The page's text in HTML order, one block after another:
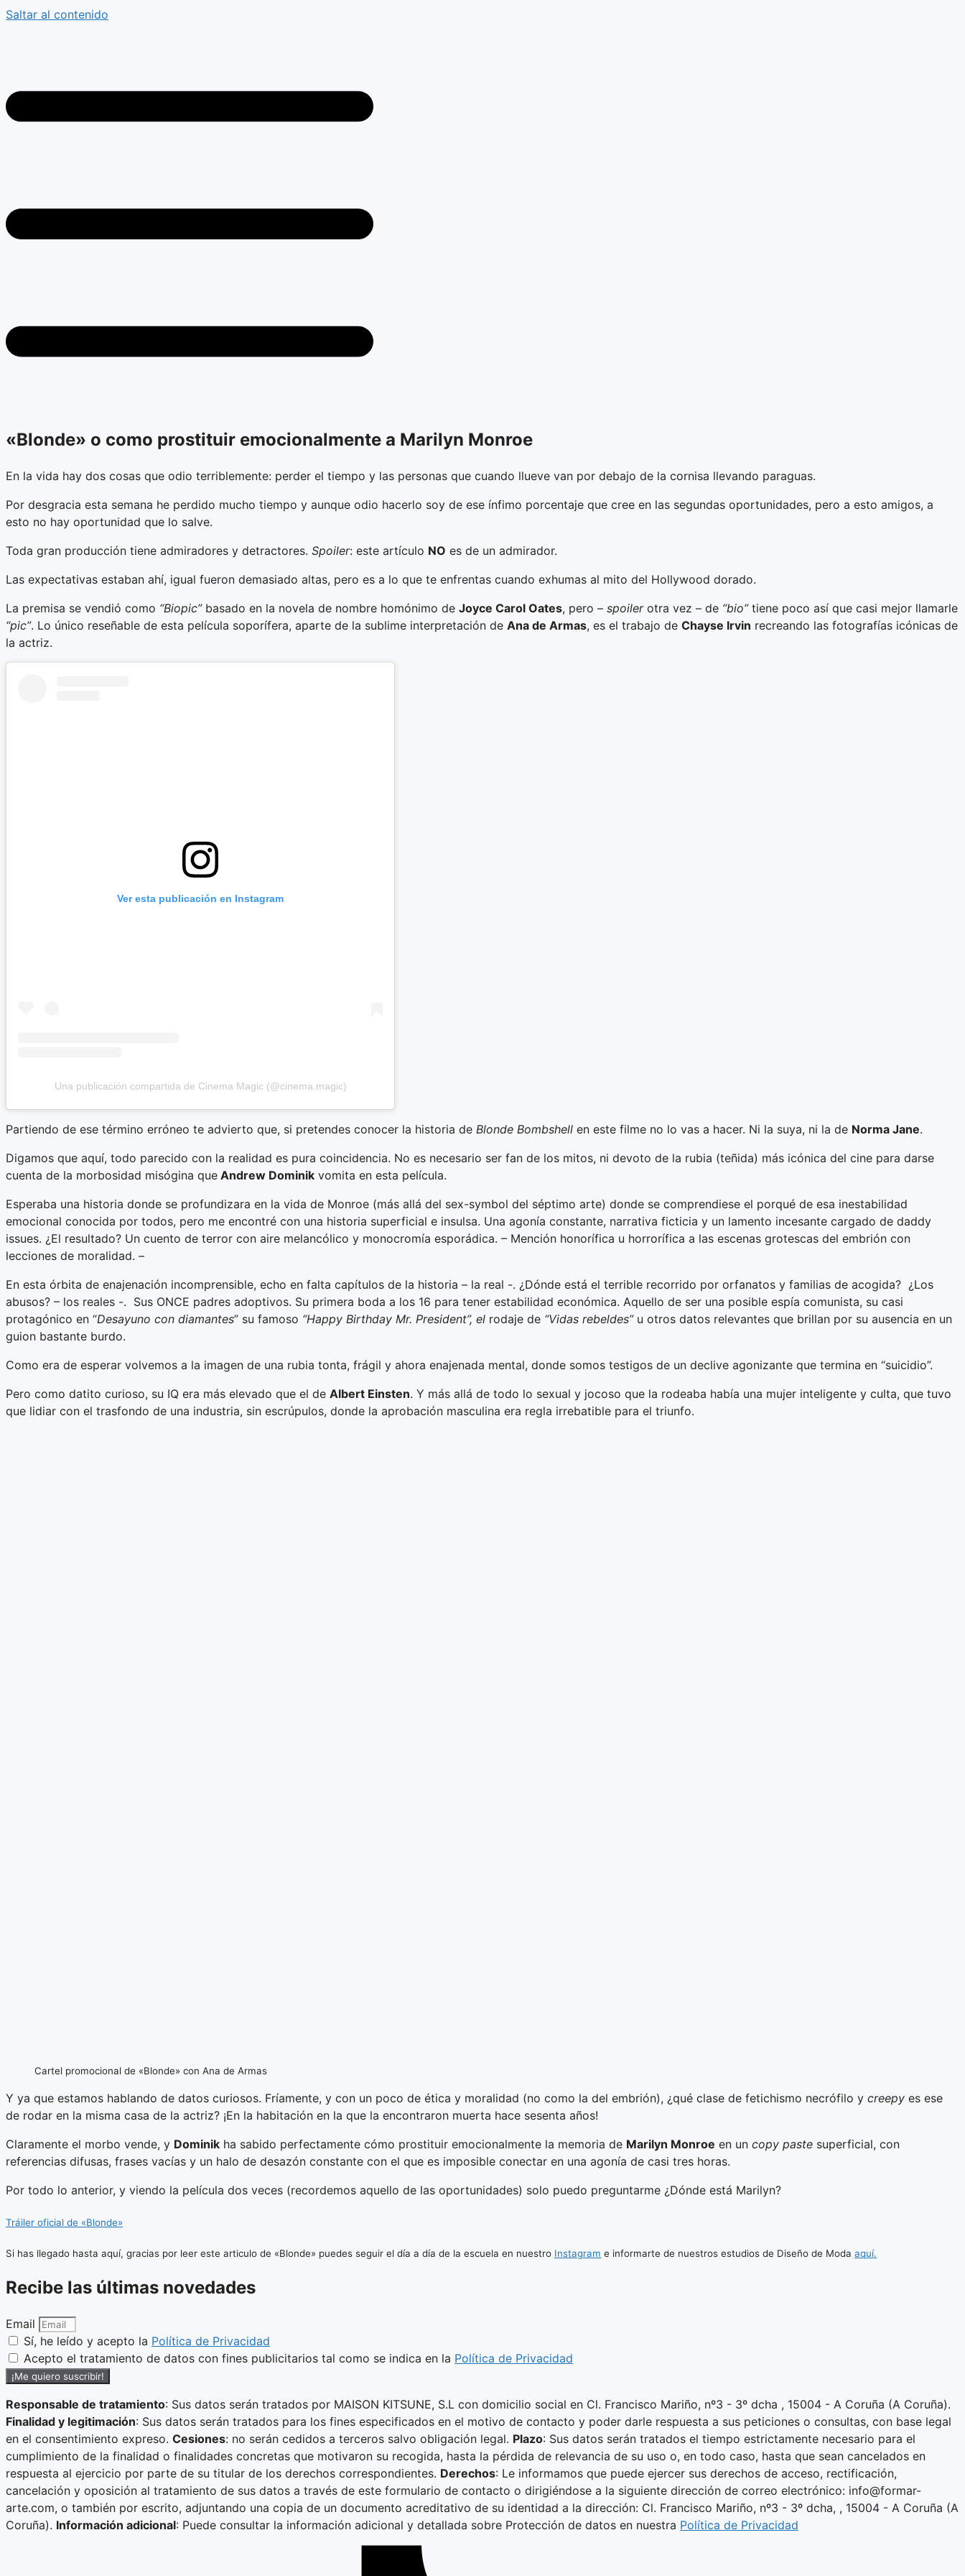
Saltar al contenido
«Blonde» o como prostituir emocionalmente a Marilyn Monroe
En la vida hay dos cosas que odio terriblemente: perder el tiempo y las personas que cuando llueve van por debajo de la cornisa llevando paraguas.
Por desgracia esta semana he perdido mucho tiempo y aunque odio hacerlo soy de ese ínfimo porcentaje que cree en las segundas oportunidades, pero a esto amigos, a
esto no hay oportunidad que lo salve.
Toda gran producción tiene admiradores y detractores. Spoiler: este artículo NO es de un admirador.
Las expectativas estaban ahí, igual fueron demasiado altas, pero es a lo que te enfrentas cuando exhumas al mito del Hollywood dorado.
La premisa se vendió como “Biopic”basado en la novela de nombre homónimo de Joyce Carol Oates, pero – spoilerotra vez – de “bio”tiene poco así que casi mejor llamarle
“pic”. Lo único reseñable de esta película soporífera, aparte de la sublime interpretación de Ana de Armas, es el trabajo de Chayse Irvin recreando las fotografías icónicas de
la actriz.
Ver esta publicación en Instagram
Una publicación compartida de Cinema Magic (@cinema.magic)
Partiendo de ese término erróneo te advierto que, si pretendes conocer la historia de Blonde Bombshell en este filme no lo vas a hacer. Ni la suya, ni la de Norma Jane.
Digamos que aquí, todo parecido con la realidad es pura coincidencia. No es necesario ser fan de los mitos, ni devoto de la rubia (teñida) más icónica del cine para darse
cuenta de la morbosidad misógina que Andrew Dominik vomita en esta película.
Esperaba una historia donde se profundizara en la vida de Monroe (más allá del sex-symbol del séptimo arte) donde se comprendiese el porqué de esa inestabilidad
emocional conocida por todos, pero me encontré con una historia superficial e insulsa. Una agonía constante, narrativa ficticia y un lamento incesante cargado de daddy
issues. ¿El resultado? Un cuento de terror con aire melancólico y monocromía esporádica. – Mención honorífica u horrorífica a las escenas grotescas del embrión con
lecciones de moralidad. –
En esta órbita de enajenación incomprensible, echo en falta capítulos de la historia – la real -. ¿Dónde está el terrible recorrido por orfanatos y familias de acogida? ¿Los
abusos? – los reales -. Sus ONCE padres adoptivos. Su primera boda a los 16 para tener estabilidad económica. Aquello de ser una posible espía comunista, su casi
protagónico en “Desayuno con diamantes” su famoso “Happy Birthday Mr. President”, el rodaje de “Vidas rebeldes”u otros datos relevantes que brillan por su ausencia en un
guion bastante burdo.
Como era de esperar volvemos a la imagen de una rubia tonta, frágil y ahora enajenada mental, donde somos testigos de un declive agonizante que termina en “suicidio”.
Pero como datito curioso, su IQ era más elevado que el de Albert Einsten. Y más allá de todo lo sexual y jocoso que la rodeaba había una mujer inteligente y culta, que tuvo
que lidiar con el trasfondo de una industria, sin escrúpulos, donde la aprobación masculina era regla irrebatible para el triunfo.
Cartel promocional de «Blonde» con Ana de Armas
Y ya que estamos hablando de datos curiosos. Fríamente, y con un poco de ética y moralidad (no como la del embrión), ¿qué clase de fetichismo necrófilo y creepy es ese
de rodar en la misma casa de la actriz? ¡En la habitación en la que la encontraron muerta hace sesenta años!
Claramente el morbo vende, y Dominik ha sabido perfectamente cómo prostituir emocionalmente la memoria de Marilyn Monroe en un copy paste superficial, con
referencias difusas, frases vacías y un halo de desazón constante con el que es imposible conectar en una agonía de casi tres horas.
Por todo lo anterior, y viendo la película dos veces (recordemos aquello de las oportunidades) solo puedo preguntarme ¿Dónde está Marilyn?
Tráiler oficial de «Blonde»
Si has llegado hasta aquí, gracias por leer este articulo de «Blonde» puedes seguir el día a día de la escuela en nuestro Instagram e informarte de nuestros estudios de Diseño de Moda aquí.
Recibe las últimas novedades
Email
Sí, he leído y acepto la Política de Privacidad
Acepto el tratamiento de datos con fines publicitarios tal como se indica en la Política de Privacidad
¡Me quiero suscribir!
Responsable de tratamiento: Sus datos serán tratados por MAISON KITSUNE, S.L con domicilio social en Cl. Francisco Mariño, nº3 - 3º dcha , 15004 - A Coruña (A Coruña).
Finalidad y legitimación: Sus datos serán tratados para los fines especificados en el motivo de contacto y poder darle respuesta a sus peticiones o consultas, con base legal
en el consentimiento expreso. Cesiones: no serán cedidos a terceros salvo obligación legal. Plazo: Sus datos serán tratados el tiempo estrictamente necesario para el
cumplimiento de la finalidad o finalidades concretas que motivaron su recogida, hasta la pérdida de relevancia de su uso o, en todo caso, hasta que sean cancelados en
respuesta al ejercicio por parte de su titular de los derechos correspondientes. Derechos: Le informamos que puede ejercer sus derechos de acceso, rectificación,
cancelación y oposición al tratamiento de sus datos a través de este formulario de contacto o dirigiéndose a la siguiente dirección de correo electrónico: info@formar-
arte.com, o también por escrito, adjuntando una copia de un documento acreditativo de su identidad a la dirección: Cl. Francisco Mariño, nº3 - 3º dcha, , 15004 - A Coruña (A
Coruña). Información adicional: Puede consultar la información adicional y detallada sobre Protección de datos en nuestra Política de Privacidad